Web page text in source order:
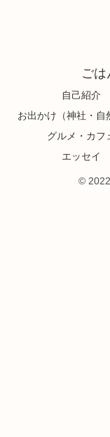
ごは
自己紹介
お出かけ（神社・自
グルメ・カフ
エッセイ
©